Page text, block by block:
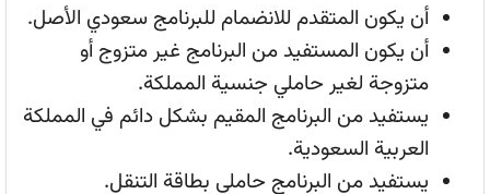
أن يكون المتقدم للانضمام للبرنامج سعودي الأصل.
أن يكون المستفيد من البرنامج غير متزوج أو
متزوجة لغير حاملي جنسية المملكة.
يستفيد من البرنامج المقيم بشكل دائم في المملكة
العربية السعودية.
يستفيد من البرنامج حاملي بطاقة التنقل.